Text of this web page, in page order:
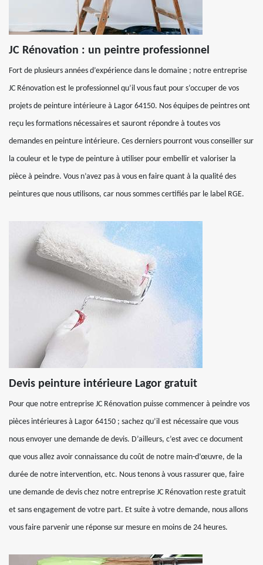
JC Rénovation : un peintre professionnel
Fort de plusieurs années d’expérience dans le domaine ; notre entreprise
JC Rénovation est le professionnel qu’il vous faut pour s’occuper de vos
projets de peinture intérieure à Lagor 64150. Nos équipes de peintres ont
reçu les formations nécessaires et sauront répondre à toutes vos
demandes en peinture intérieure. Ces derniers pourront vous conseiller sur
la couleur et le type de peinture à utiliser pour embellir et valoriser la
pièce à peindre. Vous n’avez pas à vous en faire quant à la qualité des
peintures que nous utilisons, car nous sommes certifiés par le label RGE.
Devis peinture intérieure Lagor gratuit
Pour que notre entreprise JC Rénovation puisse commencer à peindre vos
pièces intérieures à Lagor 64150 ; sachez qu’il est nécessaire que vous
nous envoyer une demande de devis. D’ailleurs, c’est avec ce document
que vous allez avoir connaissance du coût de notre main-d’œuvre, de la
durée de notre intervention, etc. Nous tenons à vous rassurer que, faire
une demande de devis chez notre entreprise JC Rénovation reste gratuit
et sans engagement de votre part. Et suite à votre demande, nous allons
vous faire parvenir une réponse sur mesure en moins de 24 heures.